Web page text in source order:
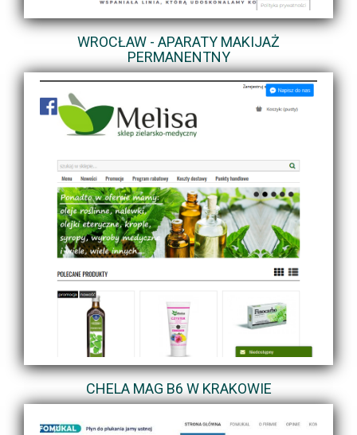
WROCŁAW - APARATY MAKIJAŻ
PERMANENTNY
CHELA MAG B6 W KRAKOWIE